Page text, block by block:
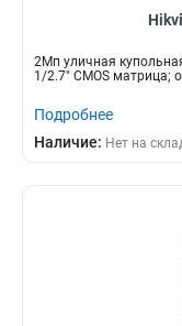
2Мп уличная
1/2.7" CMOS матрица;
Подробнее
Наличие: Нет на